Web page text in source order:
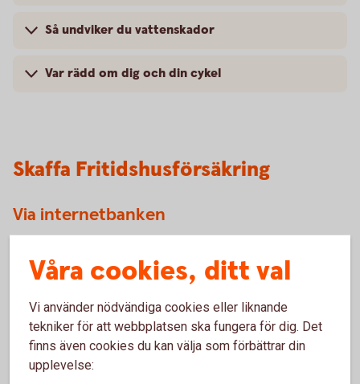
Så undviker du vattenskador
Var rädd om dig och din cykel
Skaffa Fritidshusförsäkring
Via internetbanken
försäkring
Skaffaförsäkringen
Via telefon
Våra cookies, ditt val
Vi använder nödvändiga cookies eller liknande
tekniker för att webbplatsen ska fungera för dig. Det
finns även cookies du kan välja som förbättrar din
upplevelse: